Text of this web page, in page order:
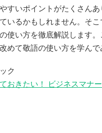
すいポイントがたくさん
いるかもしれません。そ
使い方を徹底解説します
めて敬語の使い方を学んで
ク
おきたい！ ビジネスマナ